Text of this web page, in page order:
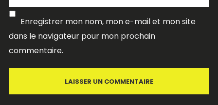
Enregistrer mon nom, mon e-mail et mon site
dans le navigateur pour mon prochain
commentaire.